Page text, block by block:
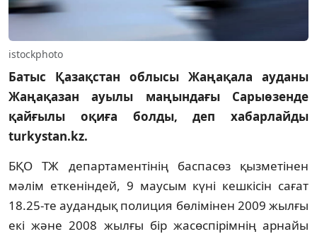
istockphoto
Батыс Қазақстан облысы Жаңақала ауданы
Жаңақазан ауылы маңындағы Сарыөзенде
қайғылы оқиға болды, деп хабарлайды
turkystan.kz.
БҚО ТЖ департаментінің баспасөз қызметінен
мәлім еткеніндей, 9 маусым күні кешкісін сағат
18.25-те аудандық полиция бөлімінен 2009 жылғы
екі және 2008 жылғы бір жасөспірімнің арнайы